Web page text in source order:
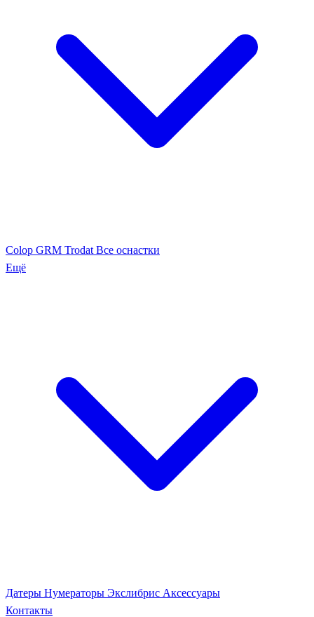
Colop GRM Trodat Все оснастки
Ещё
Датеры Нумераторы Экслибрис Аксессуары
Контакты